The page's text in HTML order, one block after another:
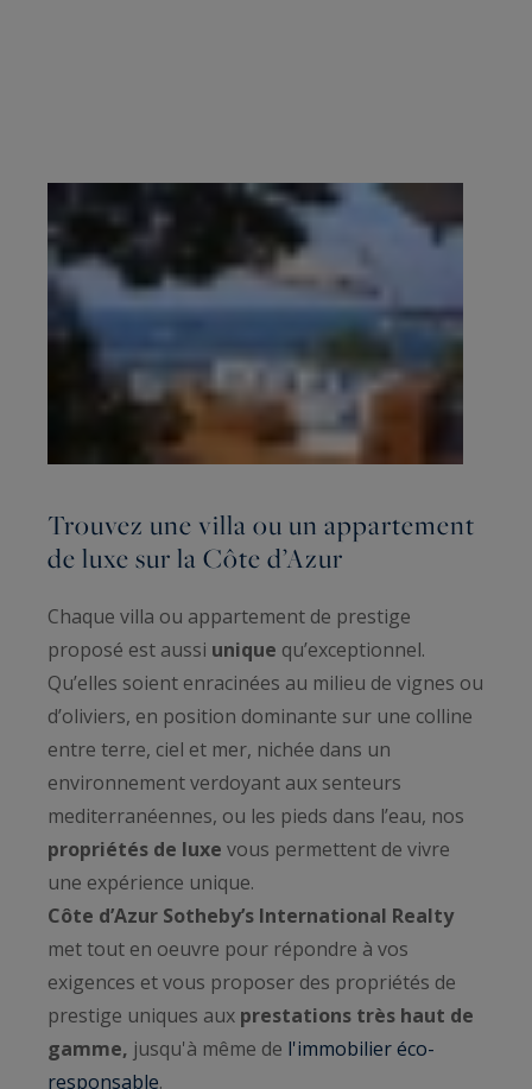
Trouvez une villa ou un appartement
de luxe sur la Côte d’Azur
Chaque villa ou appartement de prestige
proposé est aussi unique qu’exceptionnel.
Qu’elles soient enracinées au milieu de vignes ou
d’oliviers, en position dominante sur une colline
entre terre, ciel et mer, nichée dans un
environnement verdoyant aux senteurs
mediterranéennes, ou les pieds dans l’eau, nos
propriétés de luxe vous permettent de vivre
une expérience unique.
Côte d’Azur Sotheby’s International Realty
met tout en oeuvre pour répondre à vos
exigences et vous proposer des propriétés de
prestige uniques aux prestations très haut de
gamme, jusqu'à même de l'immobilier éco-
responsable.